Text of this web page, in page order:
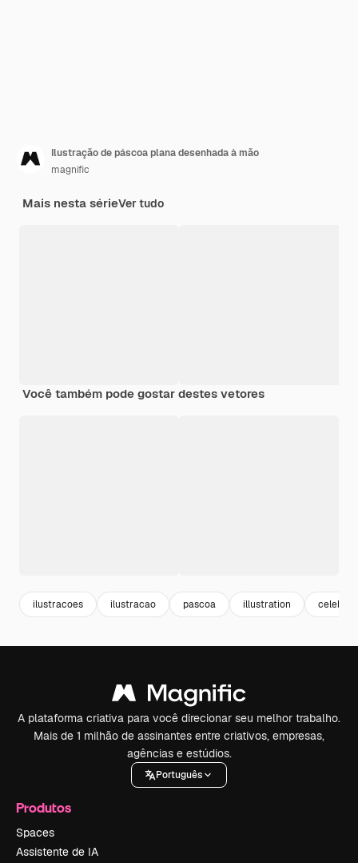
Ilustração de páscoa plana desenhada à mão
magnific
Mais nesta sérieVer tudo
Você também pode gostar destes vetores
ilustracoes ilustracao pascoa illustration
A plataforma criativa para você direcionar seu melhor trabalho.
Mais de 1 milhão de assinantes entre criativos, empresas,
agências e estúdios.
Português
Produtos
Spaces
Assistente de IA